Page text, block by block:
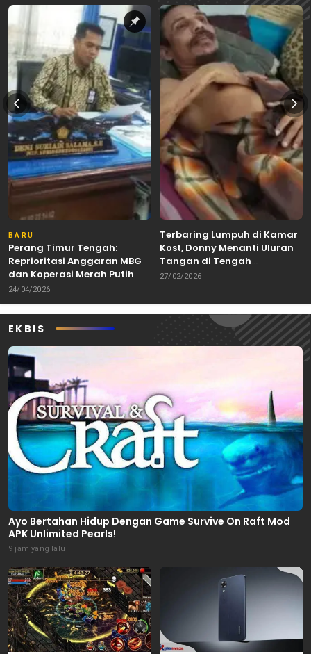
BARU
Perang Timur Tengah:
Reprioritasi Anggaran MBG
dan Koperasi Merah Putih
24/04/2026
Terbaring Lumpuh di Kamar
Kost, Donny Menanti Uluran
Tangan di Tengah
Keterbatasan
27/02/2026
EKBIS
Ayo Bertahan Hidup Dengan Game Survive On Raft Mod
APK Unlimited Pearls!
9 jam yang lalu